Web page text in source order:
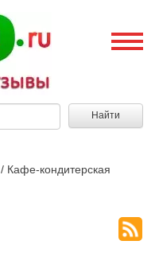
Найти
/ Кафе-кондитерская